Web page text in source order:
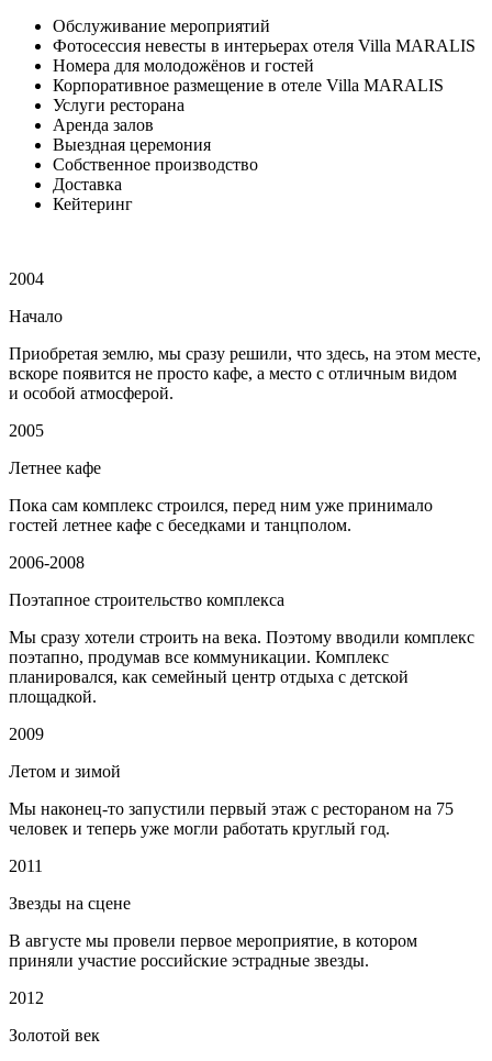
Обслуживание мероприятий
Фотосессия невесты в интерьерах отеля Villa MARALIS
Номера для молодожёнов и гостей
Корпоративное размещение в отеле Villa MARALIS
Услуги ресторана
Аренда залов
Выездная церемония
Собственное производство
Доставка
Кейтеринг
2004
Начало
Приобретая землю, мы сразу решили, что здесь, на этом месте,
вскоре появится не просто кафе, а место с отличным видом
и особой атмосферой.
2005
Летнее кафе
Пока сам комплекс строился, перед ним уже принимало
гостей летнее кафе с беседками и танцполом.
2006-2008
Поэтапное строительство комплекса
Мы сразу хотели строить на века. Поэтому вводили комплекс
поэтапно, продумав все коммуникации. Комплекс
планировался, как семейный центр отдыха с детской
площадкой.
2009
Летом и зимой
Мы наконец-то запустили первый этаж с рестораном на 75
человек и теперь уже могли работать круглый год.
2011
Звезды на сцене
В августе мы провели первое мероприятие, в котором
приняли участие российские эстрадные звезды.
2012
Золотой век